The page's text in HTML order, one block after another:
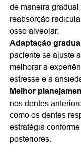
de maneira
reabsorção
osso alveolar.
Adaptação
paciente se ajuste
melhorar a
estresse e a
Melhor
nos dentes
como os dentes
estratégia
posteriores.